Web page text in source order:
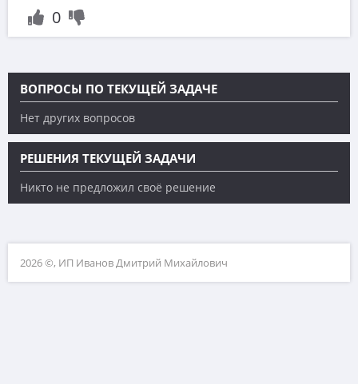
0
ВОПРОСЫ ПО ТЕКУЩЕЙ ЗАДАЧЕ
Нет других вопросов
РЕШЕНИЯ ТЕКУЩЕЙ ЗАДАЧИ
Никто не предложил своё решение
2026 ©, ИП Иванов Дмитрий Михайлович